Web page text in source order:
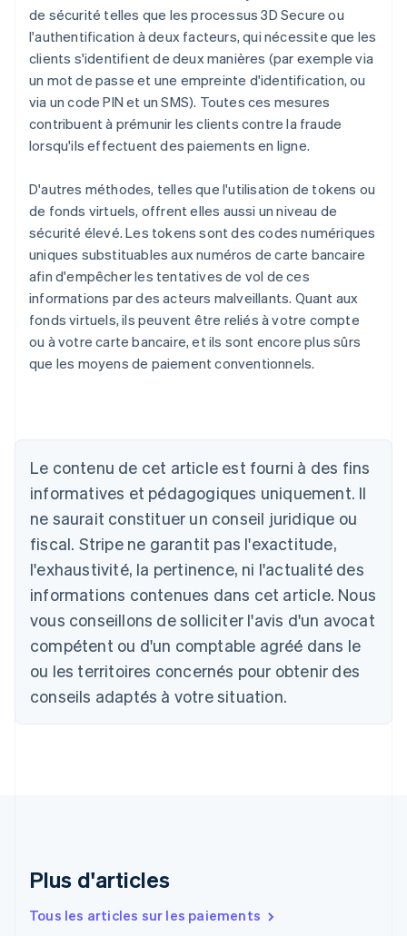
de sécurité telles que les processus 3D Secure ou
l'authentification à deux facteurs, qui nécessite que les
clients s'identifient de deux manières (par exemple via
un mot de passe et une empreinte d'identification, ou
via un code PIN et un SMS). Toutes ces mesures
contribuent à prémunir les clients contre la fraude
lorsqu'ils effectuent des paiements en ligne.
D'autres méthodes, telles que l'utilisation de tokens ou
de fonds virtuels, offrent elles aussi un niveau de
sécurité élevé. Les tokens sont des codes numériques
uniques substituables aux numéros de carte bancaire
afin d'empêcher les tentatives de vol de ces
informations par des acteurs malveillants. Quant aux
fonds virtuels, ils peuvent être reliés à votre compte
ou à votre carte bancaire, et ils sont encore plus sûrs
que les moyens de paiement conventionnels.
Le contenu de cet article est fourni à des fins
informatives et pédagogiques uniquement. Il
ne saurait constituer un conseil juridique ou
fiscal. Stripe ne garantit pas l'exactitude,
l'exhaustivité, la pertinence, ni l'actualité des
informations contenues dans cet article. Nous
vous conseillons de solliciter l'avis d'un avocat
compétent ou d'un comptable agréé dans le
ou les territoires concernés pour obtenir des
conseils adaptés à votre situation.
Plus d'articles
Tous les articles sur les paiements
DeutschEnglish
English
Autriche
Deutsch English
Belgique
NederlandsFrançaisDeutschEnglish
Brésil
Bulgarie
English
Canada
English Français
Chine continentale
Espagne
Estonie